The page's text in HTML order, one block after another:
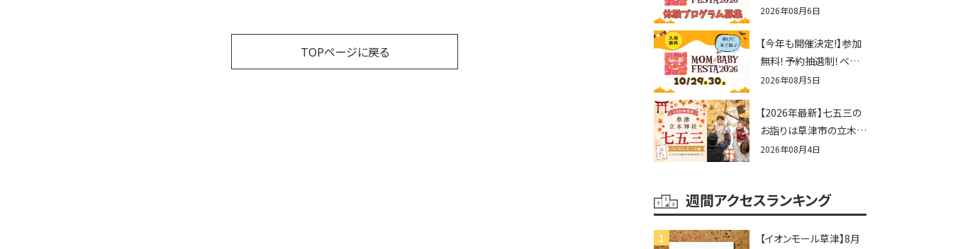
TOPページに戻る
ログラム募集♪赤ちゃん
せんか？
2026年08月6日
【今年も開催決定!】参加
無料！予約抽選制！ベビ
ーファミリー必見☆入場
ママベビーフェスタ
2026！親子で楽しもう
♪inピエリ守山
2026年08月5日
【2026年最新】七五三の
お詣りは草津市の立木神
社へ♪七五三お祝い企
2026年08月4日
週間アクセスランキング
【イオンモール草津】8月